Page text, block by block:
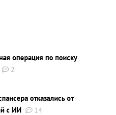
операция по поиску
2
отказались от
с ИИ
14